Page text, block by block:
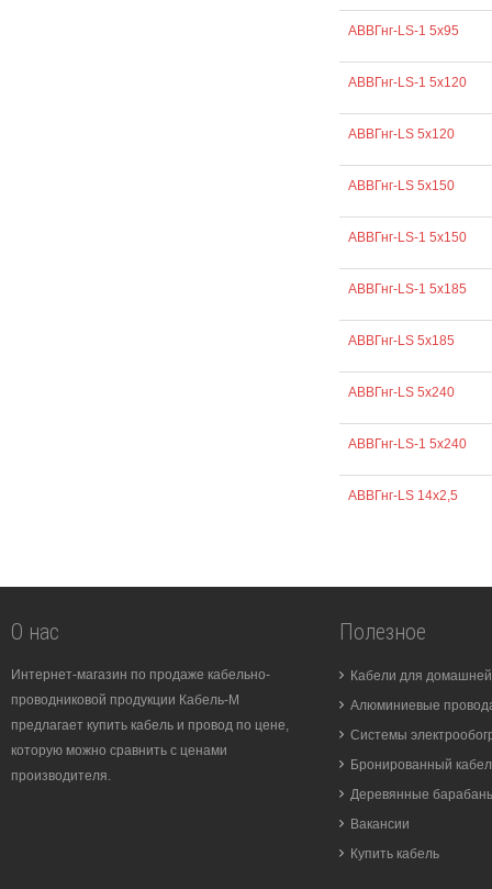
АВВГнг-LS-1 5х95
АВВГнг-LS-1 5х120
АВВГнг-LS 5х120
АВВГнг-LS 5х150
АВВГнг-LS-1 5х150
АВВГнг-LS-1 5х185
АВВГнг-LS 5х185
АВВГнг-LS 5х240
АВВГнг-LS-1 5х240
АВВГнг-LS 14х2,5
О нас
Интернет-магазин по продаже кабельно-
проводниковой продукции Кабель-М
предлагает купить кабель и провод по цене,
которую можно сравнить с ценами
производителя.
Полезное
Кабели для
Алюминиевые
Системы
Бронированный
Деревянные
Вакансии
Купить кабель